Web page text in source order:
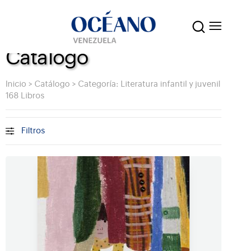
Catálogo
Inicio > Catálogo > Categoría: Literatura infantil y juvenil
168 Libros
Filtros